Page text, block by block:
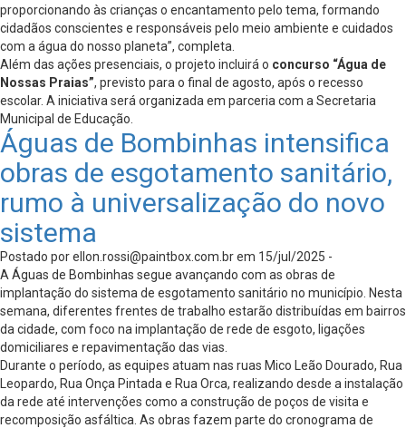
proporcionando às crianças o encantamento pelo tema, formando
cidadãos conscientes e responsáveis pelo meio ambiente e cuidados
com a água do nosso planeta”, completa.
Além das ações presenciais, o projeto incluirá o concurso “Água de
Nossas Praias”, previsto para o final de agosto, após o recesso
escolar. A iniciativa será organizada em parceria com a Secretaria
Municipal de Educação.
Águas de Bombinhas intensifica
obras de esgotamento sanitário,
rumo à universalização do novo
sistema
Postado porellon.rossi@paintbox.com.brem 15/jul/2025 -
A Águas de Bombinhas segue avançando com as obras de
implantação do sistema de esgotamento sanitário no município. Nesta
semana, diferentes frentes de trabalho estarão distribuídas em bairros
da cidade, com foco na implantação de rede de esgoto, ligações
domiciliares e repavimentação das vias.
Durante o período, as equipes atuam nas ruas Mico Leão Dourado, Rua
Leopardo, Rua Onça Pintada e Rua Orca, realizando desde a instalação
da rede até intervenções como a construção de poços de visita e
recomposição asfáltica. As obras fazem parte do cronograma de